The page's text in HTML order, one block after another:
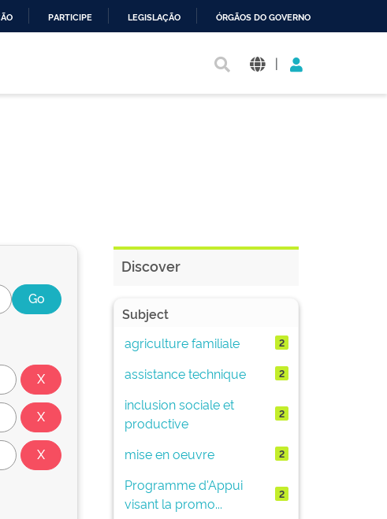
PARTICIPE LEGISLAÇÃO ÓRGÃOS DO GOVERNO
|
Discover
Subject
agriculture familiale
2
assistance technique 2
inclusion sociale et
productive
2
mise en oeuvre 2
Programme d'Appui
visant la promo...
2